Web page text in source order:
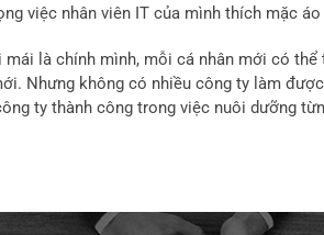
việc nhân viên IT của mình thích mặc
là chính mình, mỗi cá nhân mới có
Nhưng không có nhiều công ty làm
ty thành công trong việc nuôi dưỡng